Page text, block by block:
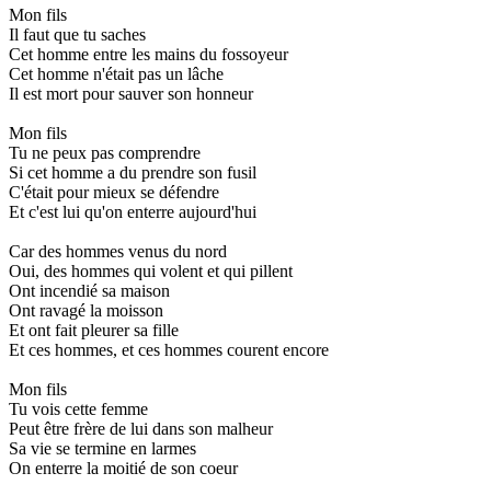
Mon fils
Il faut que tu saches
Cet homme entre les mains du fossoyeur
Cet homme n'était pas un lâche
Il est mort pour sauver son honneur
Mon fils
Tu ne peux pas comprendre
Si cet homme a du prendre son fusil
C'était pour mieux se défendre
Et c'est lui qu'on enterre aujourd'hui
Car des hommes venus du nord
Oui, des hommes qui volent et qui pillent
Ont incendié sa maison
Ont ravagé la moisson
Et ont fait pleurer sa fille
Et ces hommes, et ces hommes courent encore
Mon fils
Tu vois cette femme
Peut être frère de lui dans son malheur
Sa vie se termine en larmes
On enterre la moitié de son coeur